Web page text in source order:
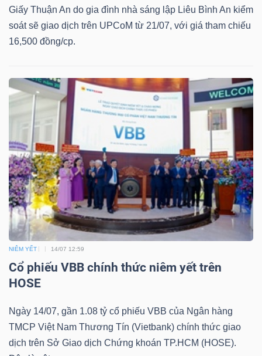
Giấy Thuận An do gia đình nhà sáng lập Liêu Bình An kiểm
soát sẽ giao dịch trên UPCoM từ 21/07, với giá tham chiếu
16,500 đồng/cp.
NIÊM YẾT 14/07 12:59
Cổ phiếu VBB chính thức niêm yết trên
HOSE
Ngày 14/07, gần 1.08 tỷ cổ phiếu VBB của Ngân hàng
TMCP Việt Nam Thương Tín (Vietbank) chính thức giao
dịch trên Sở Giao dịch Chứng khoán TP.HCM (HOSE).
Truyền
thông
Dữ
liệu
tài
chính